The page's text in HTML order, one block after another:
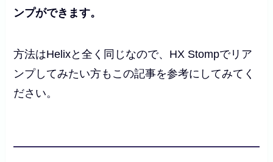
ンプができます。
方法はHelixと全く同じなので、HX Stompでリア
ンプしてみたい方もこの記事を参考にしてみてく
ださい。